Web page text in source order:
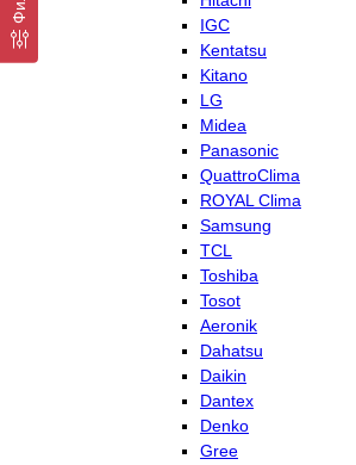
IGC
Kentatsu
Kitano
LG
Midea
Panasonic
QuattroClima
ROYAL Clima
Samsung
TCL
Toshiba
Tosot
Aeronik
Dahatsu
Daikin
Dantex
Denko
Gree